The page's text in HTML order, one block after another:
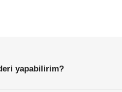
yapabilirim?